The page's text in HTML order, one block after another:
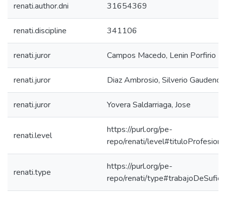
renati.author.dni 31654369
renati.discipline 341106
renati.juror Campos Macedo, Lenin Porfirio
renati.juror Diaz Ambrosio, Silverio Gaudencio
renati.juror Yovera Saldarriaga, Jose
renati.level
https://purl.org/pe-
repo/renati/
renati.type
https://purl.org/pe-
repo/renati/